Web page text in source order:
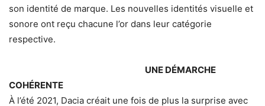
son identité de marque. Les nouvelles identités visuelle et
sonore ont reçu chacune l’or dans leur catégorie
respective.
UNE DÉMARCHE
COHÉRENTE
À l’été 2021, Dacia créait une fois de plus la surprise avec